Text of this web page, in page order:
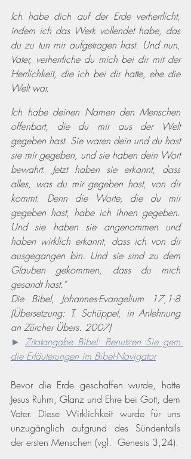
Ich habe dich auf der Erde verherrlicht,
indem ich das Werk vollendet habe, das
du zu tun mir aufgetragen hast. Und nun,
Vater, verherrliche du mich bei dir mit der
Herrlichkeit, die ich bei dir hatte, ehe die
Welt war.
Ich habe deinen Namen den Menschen
offenbart, die du mir aus der Welt
gegeben hast. Sie waren dein und du hast
sie mir gegeben, und sie haben dein Wort
bewahrt. Jetzt haben sie erkannt, dass
alles, was du mir gegeben hast, von dir
kommt. Denn die Worte, die du mir
gegeben hast, habe ich ihnen gegeben.
Und sie haben sie angenommen und
haben wirklich erkannt, dass ich von dir
ausgegangen bin. Und sie sind zu dem
Glauben gekommen, dass du mich
gesandt hast.“
Die Bibel, Johannes-Evangelium 17,1-8
(Übersetzung: T. Schüppel, in Anlehnung
an Zürcher Übers. 2007)
► Zitatangabe Bibel: Benutzen Sie gern
die Erläuterungen im Bibel-Navigator
Bevor die Erde geschaffen wurde, hatte
Jesus Ruhm, Glanz und Ehre bei Gott, dem
Vater. Diese Wirklichkeit wurde für uns
unzugänglich aufgrund des Sündenfalls
der ersten Menschen (vgl.  Genesis 3,24)